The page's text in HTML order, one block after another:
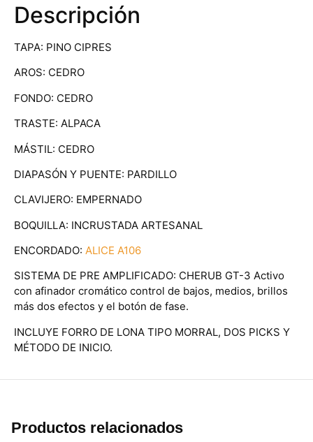
Descripción
TAPA: PINO CIPRES
AROS: CEDRO
FONDO: CEDRO
TRASTE: ALPACA
MÁSTIL: CEDRO
DIAPASÓN Y PUENTE: PARDILLO
CLAVIJERO: EMPERNADO
BOQUILLA: INCRUSTADA ARTESANAL
ENCORDADO: ALICE A106
SISTEMA DE PRE AMPLIFICADO: CHERUB GT-3 Activo
con afinador cromático control de bajos, medios, brillos
más dos efectos y el botón de fase.
INCLUYE FORRO DE LONA TIPO MORRAL, DOS PICKS Y
MÉTODO DE INICIO.
Productos relacionados